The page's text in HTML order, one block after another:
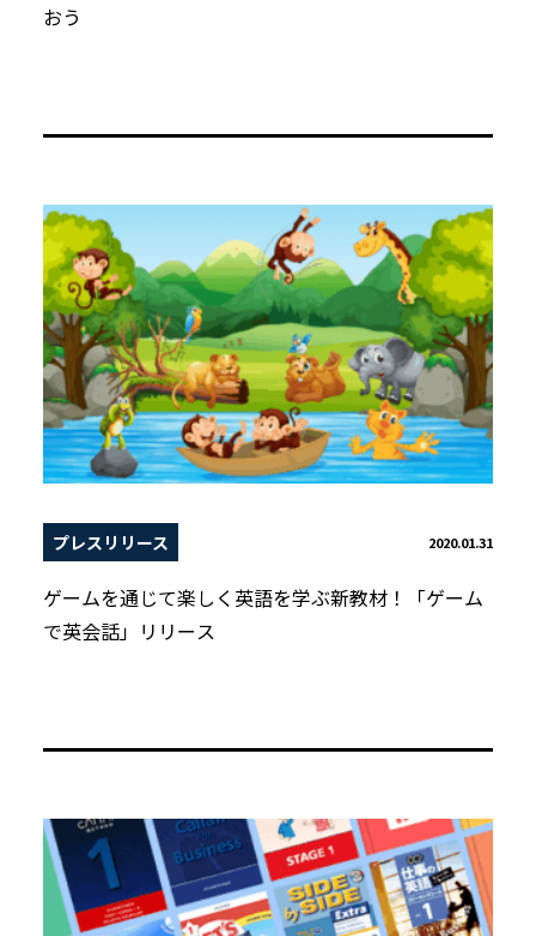
おう
プレスリリース 2020.01.31
ゲームを通じて楽しく英語を学ぶ新教材！「ゲーム
で英会話」リリース